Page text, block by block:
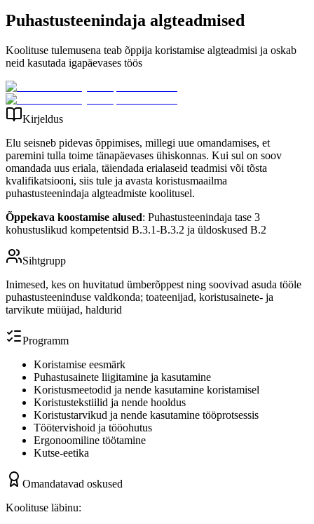
Puhastusteenindaja algteadmised
Koolituse tulemusena teab õppija koristamise algteadmisi ja oskab
neid kasutada igapäevases töös
Kirjeldus
Elu seisneb pidevas õppimises, millegi uue omandamises, et
paremini tulla toime tänapäevases ühiskonnas. Kui sul on soov
omandada uus eriala, täiendada erialaseid teadmisi või tõsta
kvalifikatsiooni, siis tule ja avasta koristusmaailma
puhastusteenindaja algteadmiste koolitusel.
Õppekava koostamise alused: Puhastusteenindaja tase 3
kohustuslikud kompetentsid B.3.1-B.3.2 ja üldoskused B.2
Sihtgrupp
Inimesed, kes on huvitatud ümberõppest ning soovivad asuda tööle
puhastusteeninduse valdkonda; toateenijad, koristusainete- ja
tarvikute müüjad, haldurid
Programm
Koristamise eesmärk
Puhastusainete liigitamine ja kasutamine
Koristusmeetodid ja nende kasutamine koristamisel
Koristustekstiilid ja nende hooldus
Koristustarvikud ja nende kasutamine tööprotsessis
Töötervishoid ja tööohutus
Ergonoomiline töötamine
Kutse-eetika
Omandatavad oskused
Koolituse läbinu: